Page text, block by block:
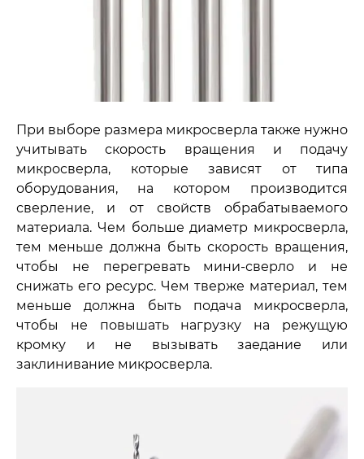
При выборе размера микросверла также нужно
учитывать скорость вращения и подачу
микросверла, которые зависят от типа
оборудования, на котором производится
сверление, и от свойств обрабатываемого
материала. Чем больше диаметр микросверла,
тем меньше должна быть скорость вращения,
чтобы не перегревать мини-сверло и не
снижать его ресурс. Чем тверже материал, тем
меньше должна быть подача микросверла,
чтобы не повышать нагрузку на режущую
кромку и не вызывать заедание или
заклинивание микросверла.